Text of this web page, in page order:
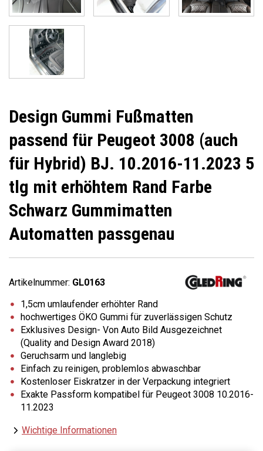
Design Gummi Fußmatten
passend für Peugeot 3008 (auch
für Hybrid) BJ. 10.2016-11.2023 5
tlg mit erhöhtem Rand Farbe
Schwarz Gummimatten
Automatten passgenau
Artikelnummer: GL0163
1,5cm umlaufender erhöhter Rand
hochwertiges ÖKO Gummi für zuverlässigen Schutz
Exklusives Design- Von Auto Bild Ausgezeichnet
(Quality and Design Award 2018)
Geruchsarm und langlebig
Einfach zu reinigen, problemlos abwaschbar
Kostenloser Eiskratzer in der Verpackung integriert
Exakte Passform kompatibel für Peugeot 3008 10.2016-
11.2023
Wichtige Informationen